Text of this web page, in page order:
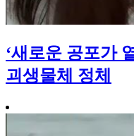
‘새로운 공포가
괴생물체 정체